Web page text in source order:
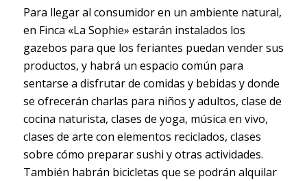
Para llegar al consumidor en un ambiente natural,
en Finca «La Sophie» estarán instalados los
gazebos para que los feriantes puedan vender sus
productos, y habrá un espacio común para
sentarse a disfrutar de comidas y bebidas y donde
se ofrecerán charlas para niños y adultos, clase de
cocina naturista, clases de yoga, música en vivo,
clases de arte con elementos reciclados, clases
sobre cómo preparar sushi y otras actividades.
También habrán bicicletas que se podrán alquilar